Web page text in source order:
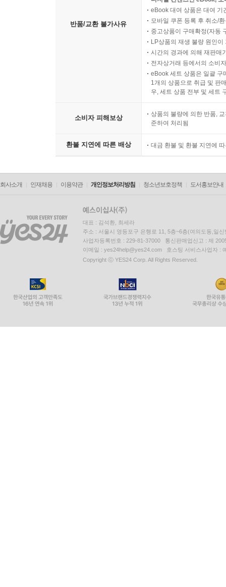
반품/교환 불가사유
eBook 대여 상품은 대여 기
모바일 쿠폰 등록 후 취소/
중고상품이 구매확정(자동
LP상품의 재생 불량 원인
시간의 경과에 의해 재판매
전자상거래 등에서의 소비
eBook 세트 상품은 일괄 구
1개의 상품으로 취급 및 판
우, 세트 상품 전부 및 세트
소비자 피해보상
상품의 불량에 의한 반품,
준하여 처리됨
환불 지연에 따른 배상 대금 환불 및 환불 지연에
회사소개 인재채용 이용약관 개인정보처리방침 청소년보호정책 도서홍보안내
대표 : 김석환, 최세라
주소 : 서울시 영등포구 은행로 11, 5층~6층(여의도동,일신
사업자등록번호 : 229-81-37000 통신판매업신고 : 제
이메일 : yes24help@yes24.com 호스팅 서비스사업자 :
Copyright ⓒ YES24 Corp. All Rights Reserved.